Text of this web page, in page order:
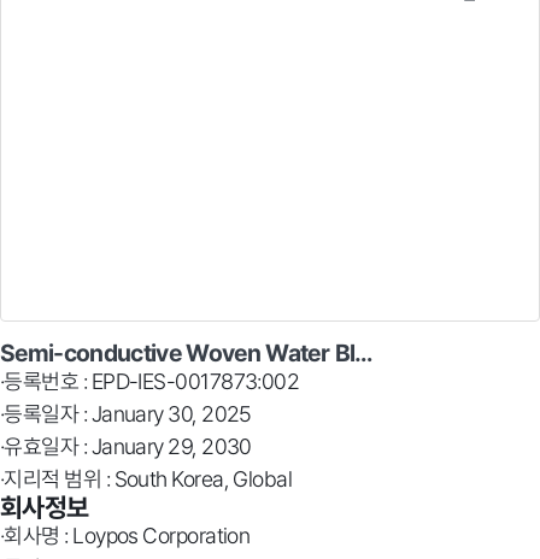
Semi-conductive Woven Water Bl…
·등록번호 : EPD-IES-0017873:002
·등록일자 : January 30, 2025
·유효일자 : January 29, 2030
·지리적 범위 : South Korea, Global
회사정보
·회사명 : Loypos Corporation